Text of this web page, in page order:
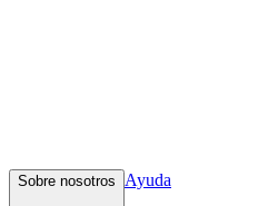
Sobre nosotros Ayuda